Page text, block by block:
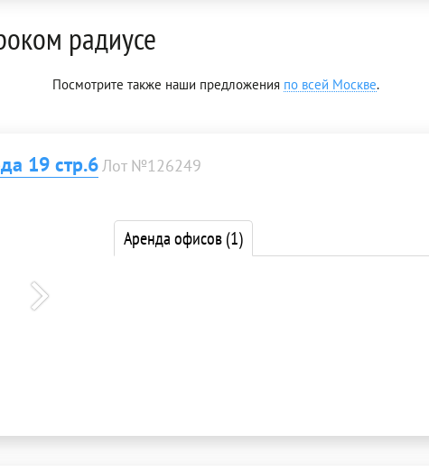
радиусе
Посмотрите также наши предложения по всей Москве.
19 стр.6Лот №126249
Аренда офисов(1)